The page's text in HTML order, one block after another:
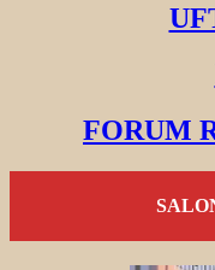
FORUM